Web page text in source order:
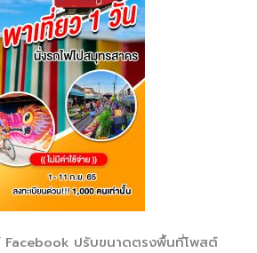
Facebook ปรับขนาดตรงพื้นที่โพสต์